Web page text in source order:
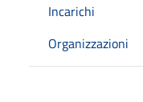
Incarichi
Organizzazioni